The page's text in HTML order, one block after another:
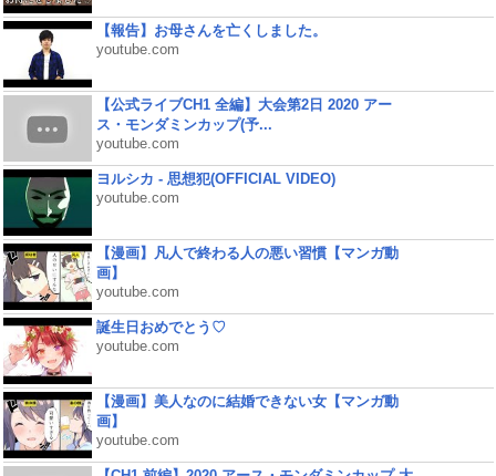
【報告】お母さんを亡くしました。
youtube.com
【公式ライブCH1 全編】大会第2日 2020 アー
ス・モンダミンカップ(予...
youtube.com
ヨルシカ - 思想犯(OFFICIAL VIDEO)
youtube.com
【漫画】凡人で終わる人の悪い習慣【マンガ動
画】
youtube.com
誕生日おめでとう♡
youtube.com
【漫画】美人なのに結婚できない女【マンガ動
画】
youtube.com